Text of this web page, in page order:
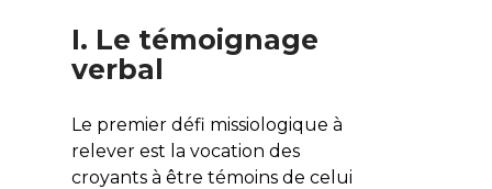
I. Le témoignage
verbal
Le premier défi missiologique à
relever est la vocation des
croyants à être témoins de celui